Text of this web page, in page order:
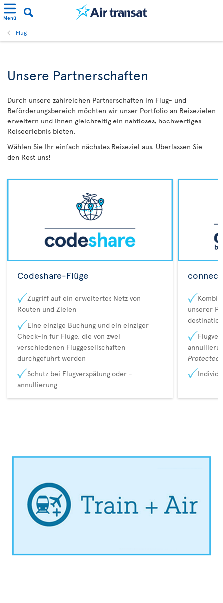
Menü
Flug
Unsere Partnerschaften
Durch unsere zahlreichen Partnerschaften im Flug- und
Beförderungsbereich möchten wir unser Portfolio an Reisezielen
erweitern und Ihnen gleichzeitig ein nahtloses, hochwertiges
Reiseerlebnis bieten.
Wählen Sie Ihr einfach nächstes Reiseziel aus. Überlassen Sie
den Rest uns!
Codeshare-Flüge
Zugriff auf ein erweitertes Netz von
Routen und Zielen
Eine einzige Buchung und ein einziger
Check-in für Flüge, die von zwei
verschiedenen Fluggesellschaften
durchgeführt werden
Schutz bei Flugverspätung oder -
annullierung
unserer
Protected